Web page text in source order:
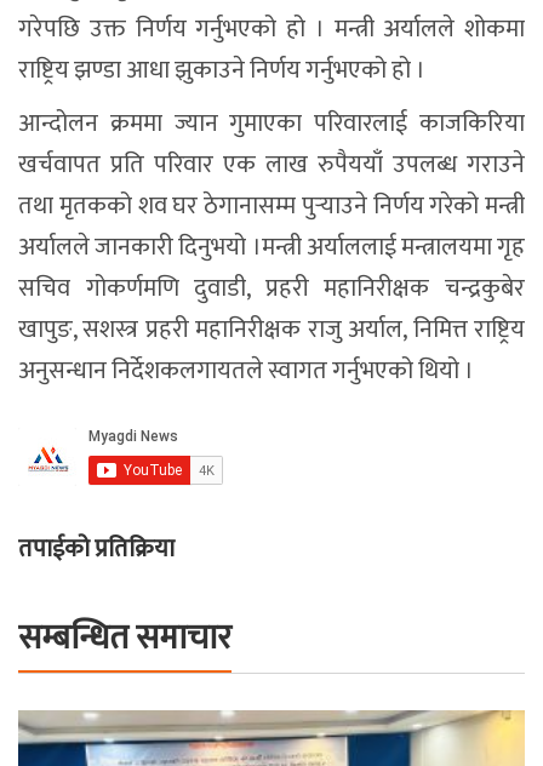
गरेपछि उक्त निर्णय गर्नुभएको हो । मन्त्री अर्यालले शोकमा
राष्ट्रिय झण्डा आधा झुकाउने निर्णय गर्नुभएको हो ।
आन्दोलन क्रममा ज्यान गुमाएका परिवारलाई काजकिरिया
खर्चवापत प्रति परिवार एक लाख रुपैययाँ उपलब्ध गराउने
तथा मृतकको शव घर ठेगानासम्म पुर्‍याउने निर्णय गरेको मन्त्री
अर्यालले जानकारी दिनुभयो ।मन्त्री अर्याललाई मन्त्रालयमा गृह
सचिव गोकर्णमणि दुवाडी, प्रहरी महानिरीक्षक चन्द्रकुबेर
खापुङ, सशस्त्र प्रहरी महानिरीक्षक राजु अर्याल, निमित्त राष्ट्रिय
अनुसन्धान निर्देशकलगायतले स्वागत गर्नुभएको थियो ।
तपाईको प्रतिक्रिया
सम्बन्धित समाचार